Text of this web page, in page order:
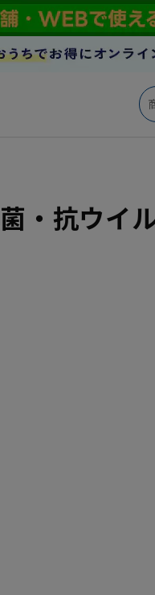
・抗ウイ